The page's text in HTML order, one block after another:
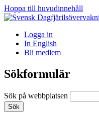
Hoppa till huvudinnehåll
Logga in
In English
Bli medlem
Sökformulär
Sök på webbplatsen